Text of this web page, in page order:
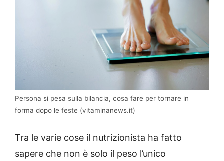
Persona si pesa sulla bilancia, cosa fare per tornare in
forma dopo le feste (vitaminanews.it)
Tra le varie cose il nutrizionista ha fatto
sapere che non è solo il peso l’unico